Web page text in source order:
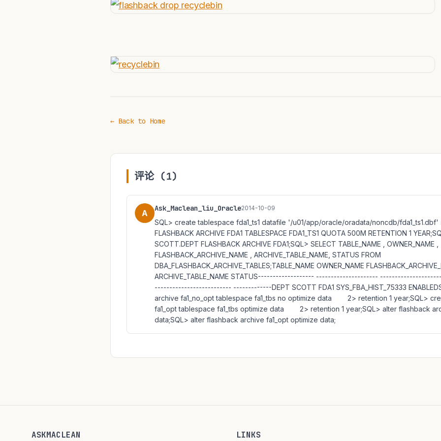
← Back to Home
评论 (1)
A Ask_Maclean_liu_Oracle2014-10-09
SQL> create tablespace fda1_ts1 datafile '/u01/app/oracle/oradata/noncdb/fda1_ts1.dbf'
FLASHBACK ARCHIVE FDA1 TABLESPACE FDA1_TS1 QUOTA 500M RETENTION 1
SCOTT.DEPT FLASHBACK ARCHIVE FDA1;SQL> SELECT TABLE_NAME , OWNER_NAME ,
FLASHBACK_ARCHIVE_NAME , ARCHIVE_TABLE_NAME, STATUS FROM
DBA_FLASHBACK_ARCHIVE_TABLES;TABLE_NAME OWNER_NAME
ARCHIVE_TABLE_NAME STATUS------------------- ---------------------
-------------------------- -------------DEPT SCOTT FDA1 SYS_FBA_HIST_75333
archive fa1_no_opt tablespace fa1_tbs no optimize data 2> retention 1 year;SQL>
fa1_opt tablespace fa1_tbs optimize data 2> retention 1 year;SQL> alter flashback
data;SQL> alter flashback archive fa1_opt optimize data;
ASKMACLEAN LINKS